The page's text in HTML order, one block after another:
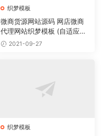
织梦模板
微商货源网站源码 网店微商
代理网站织梦模板 (自适应手
机版)2021-09-27
织梦模板